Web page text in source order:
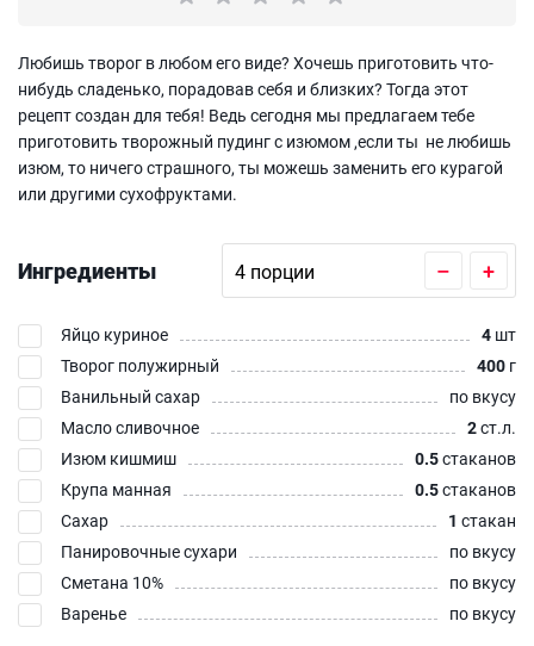
Любишь творог в любом его виде? Хочешь приготовить что-
нибудь сладенько, порадовав себя и близких? Тогда этот
рецепт создан для тебя! Ведь сегодня мы предлагаем тебе
приготовить творожный пудинг с изюмом ,если ты не любишь
изюм, то ничего страшного, ты можешь заменить его курагой
или другими сухофруктами.
Ингредиенты – +
Яйцо куриное 4 шт
Творог полужирный
400 г
Ванильный сахар
по вкусу
Масло сливочное
2ст.л.
Изюм кишмиш
0.5стаканов
Крупа манная
0.5стаканов
Сахар
1 стакан
Панировочные сухари
по вкусу
Сметана 10%
по вкусу
Варенье
по вкусу